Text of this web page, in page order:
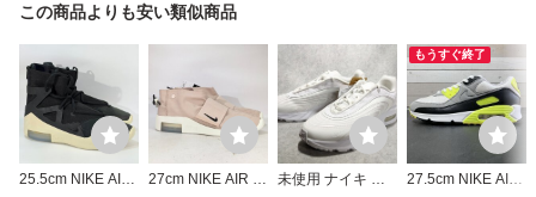
この商品よりも安い類似商品
25.5cm NIKE AIR
27cm NIKE AIR / F
未使用 ナイキ ウ
もうすぐ終了
27.5cm NIKE AIR